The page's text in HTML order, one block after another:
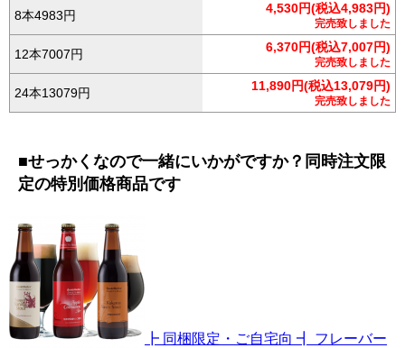
8本4983円 4,530円(税込4,983円)
完売致しました
12本7007円 6,370円(税込7,007円)
完売致しました
24本13079円 11,890円(税込13,079円)
完売致しました
■せっかくなので一緒にいかがですか？同時注文限
定の特別価格商品です
┣ 同梱限定・ご自宅向 ┫ フレーバー